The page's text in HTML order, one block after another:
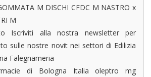
M DISCHI CFDC M NASTRO x
M
Iscriviti alla nostra newsletter per
sulle nostre novit nei settori di Edilizia
Falegnameria
di Bologna Italia oleptro mg